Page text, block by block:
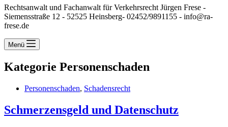
Rechtsanwalt und Fachanwalt für Verkehrsrecht Jürgen Frese -
Siemensstraße 12 - 52525 Heinsberg- 02452/9891155 - info@ra-
frese.de
Menü
Kategorie Personenschaden
Personenschaden, Schadensrecht
Schmerzensgeld und Datenschutz